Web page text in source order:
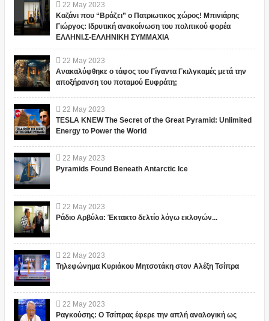
22 May 2023
Καζάνι που “Βράζει” ο Πατριωτικος χώρος! Μπινιάρης
Γιώργος: Ιδρυτική ανακοίνωση του πολιτικού φορέα
ΕΛΛΗΝΙ.Σ-ΕΛΛΗΝΙΚΗ ΣΥΜΜΑΧΙΑ
22 May 2023
Ανακαλύφθηκε ο τάφος του Γίγαντα Γκιλγκαμές μετά την
αποξήρανση του ποταμού Ευφράτη;
22 May 2023
TESLA KNEW The Secret of the Great Pyramid: Unlimited
Energy to Power the World
22 May 2023
Pyramids Found Beneath Antarctic Ice
22 May 2023
Ράδιο Αρβύλα: Έκτακτο δελτίο λόγω εκλογών...
22 May 2023
Τηλεφώνημα Κυριάκου Μητσοτάκη στον Αλέξη Τσίπρα
22 May 2023
Ραγκούσης: Ο Τσίπρας έφερε την απλή αναλογική ως